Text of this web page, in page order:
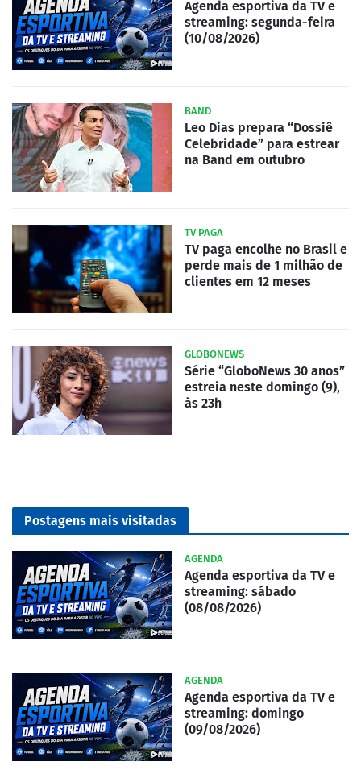
Agenda esportiva da TV e
streaming: segunda-feira
(10/08/2026)
BAND
Leo Dias prepara “Dossiê
Celebridade” para estrear
na Band em outubro
TV PAGA
TV paga encolhe no Brasil e
perde mais de 1 milhão de
clientes em 12 meses
GLOBONEWS
Série “GloboNews 30 anos”
estreia neste domingo (9),
às 23h
Postagens mais visitadas
AGENDA
Agenda esportiva da TV e
streaming: sábado
(08/08/2026)
AGENDA
Agenda esportiva da TV e
streaming: domingo
(09/08/2026)